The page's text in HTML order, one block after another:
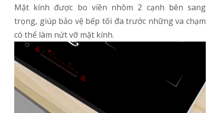
Mặt kính được bo viền nhôm 2 cạnh bên sang
trọng, giúp bảo vệ bếp tối đa trước những va chạm
có thể làm nứt vỡ mặt kính.